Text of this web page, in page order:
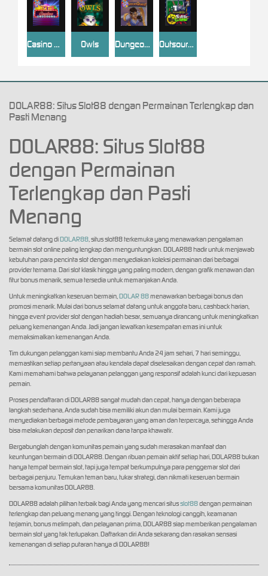
Casino Win Spin Dungeon Quest Outsourced: Slash Game
Owls
DOLAR88: Situs Slot88 dengan Permainan Terlengkap dan
Pasti Menang
DOLAR88: Situs Slot88
dengan Permainan
Terlengkap dan Pasti
Menang
Selamat datang diDOLAR88 , situs slot88 terkemuka yang menawarkan pengalaman
bermain slot online paling lengkap dan menguntungkan. DOLAR88 hadir untuk menjawab
kebutuhan para pencinta slot dengan menyediakan koleksi permainan dari berbagai
provider ternama. Dari slot klasik hingga yang paling modern, dengan grafik menawan dan
fitur bonus menarik, semua tersedia untuk memanjakan Anda.
Untuk meningkatkan keseruan bermain, DOLAR 88menawarkan berbagai bonus dan
promosi menarik. Mulai dari bonus selamat datang untuk anggota baru, cashback harian,
hingga event provider slot dengan hadiah besar, semuanya dirancang untuk meningkatkan
peluang kemenangan Anda. Jadi jangan lewatkan kesempatan emas ini untuk
memaksimalkan kemenangan Anda.
Tim dukungan pelanggan kami siap membantu Anda 24 jam sehari, 7 hari seminggu,
memastikan setiap pertanyaan atau kendala dapat diselesaikan dengan cepat dan ramah.
Kami memahami bahwa pelayanan pelanggan yang responsif adalah kunci dari kepuasan
pemain.
Proses pendaftaran di DOLAR88 sangat mudah dan cepat, hanya dengan beberapa
langkah sederhana, Anda sudah bisa memiliki akun dan mulai bermain. Kami juga
menyediakan berbagai metode pembayaran yang aman dan terpercaya, sehingga Anda
bisa melakukan deposit dan penarikan dana tanpa khawatir.
Bergabunglah dengan komunitas pemain yang sudah merasakan manfaat dan
keuntungan bermain di DOLAR88. Dengan ribuan pemain aktif setiap hari, DOLAR88 bukan
hanya tempat bermain slot, tapi juga tempat berkumpulnya para penggemar slot dari
berbagai penjuru. Temukan teman baru, tukar strategi, dan nikmati keseruan bermain
bersama komunitas DOLAR88.
DOLAR88 adalah pilihan terbaik bagi Anda yang mencari situsslot88dengan permainan
terlengkap dan peluang menang yang tinggi. Dengan teknologi canggih, keamanan
terjamin, bonus melimpah, dan pelayanan prima, DOLAR88 siap memberikan pengalaman
bermain slot yang tak terlupakan. Daftarkan diri Anda sekarang dan rasakan sensasi
kemenangan di setiap putaran hanya di DOLAR88!